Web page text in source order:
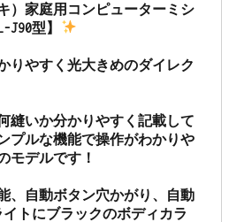
）家庭用コンピューターミシ
J90型】
りやすく光大きめのダイレク
縫いか分かりやすく記載して
プルな機能で操作がわかりや
モデルです！
、自動ボタン穴かがり、自動
イトにブラックのボディカラ